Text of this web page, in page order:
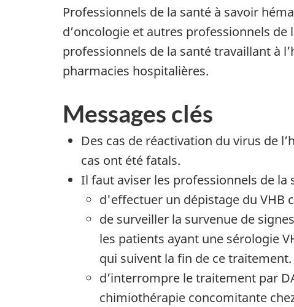
Professionnels de la santé à savoir
d’oncologie et autres professionnels
professionnels de la santé travaillant à
pharmacies hospitalières.
Messages clés
Des cas de réactivation du virus de
cas ont été fatals.
Il faut aviser les professionnels de la
d'effectuer un dépistage du VHB
de surveiller la survenue de
les patients ayant une sérologie
qui suivent la fin de ce
d’interrompre le traitement par
chimiothérapie concomitante